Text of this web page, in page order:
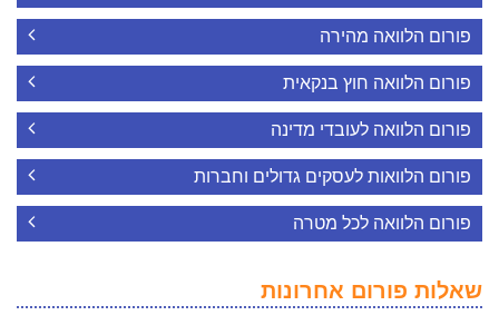
פורום הלוואה מהירה
פורום הלוואה חוץ בנקאית
פורום הלוואה לעובדי מדינה
פורום הלוואות לעסקים גדולים וחברות
פורום הלוואה לכל מטרה
שאלות פורום אחרונות